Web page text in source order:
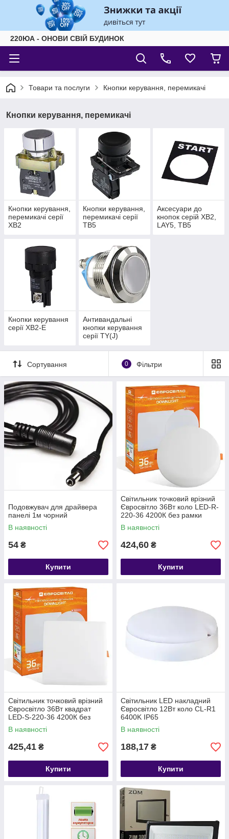
220ЮА - ОНОВИ СВІЙ БУДИНОК
Товари та послуги Кнопки керування, перемикачі
Кнопки керування, перемикачі
Кнопки керування,
перемикачі серії
ХВ2
Кнопки керування,
перемикачі серії
TB5
Аксесуари до
кнопок серій ХВ2,
LAY5, TB5
Кнопки керування
серії XB2-E
Антивандальні
кнопки керування
серії TY(J)
Сортування 0 Фільтри
Подовжувач для драйвера
панелі 1м чорний
В наявності
54 ₴
Купити
Світильник точковий врізний
Євросвітло 36Вт коло LED-R-
220-36 4200К без рамки
В наявності
424,60 ₴
Купити
Світильник точковий врізний
Євросвітло 36Вт квадрат
LED-S-220-36 4200К без
рамки
В наявності
425,41 ₴
Купити
Світильник LED накладний
Євросвітло 12Вт коло CL-R1
6400K IP65
В наявності
188,17 ₴
Купити